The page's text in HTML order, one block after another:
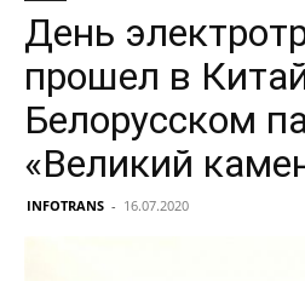
День
прошел в
Белорусском
«Великий
INFOTRANS - 16.07.2020